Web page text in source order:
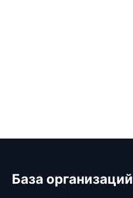
База организаций